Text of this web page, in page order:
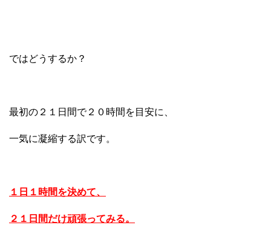
ではどうするか？
最初の２１日間で２０時間を目安に、
一気に凝縮する訳です。
１日１時間を決めて、
２１日間だけ頑張ってみる。